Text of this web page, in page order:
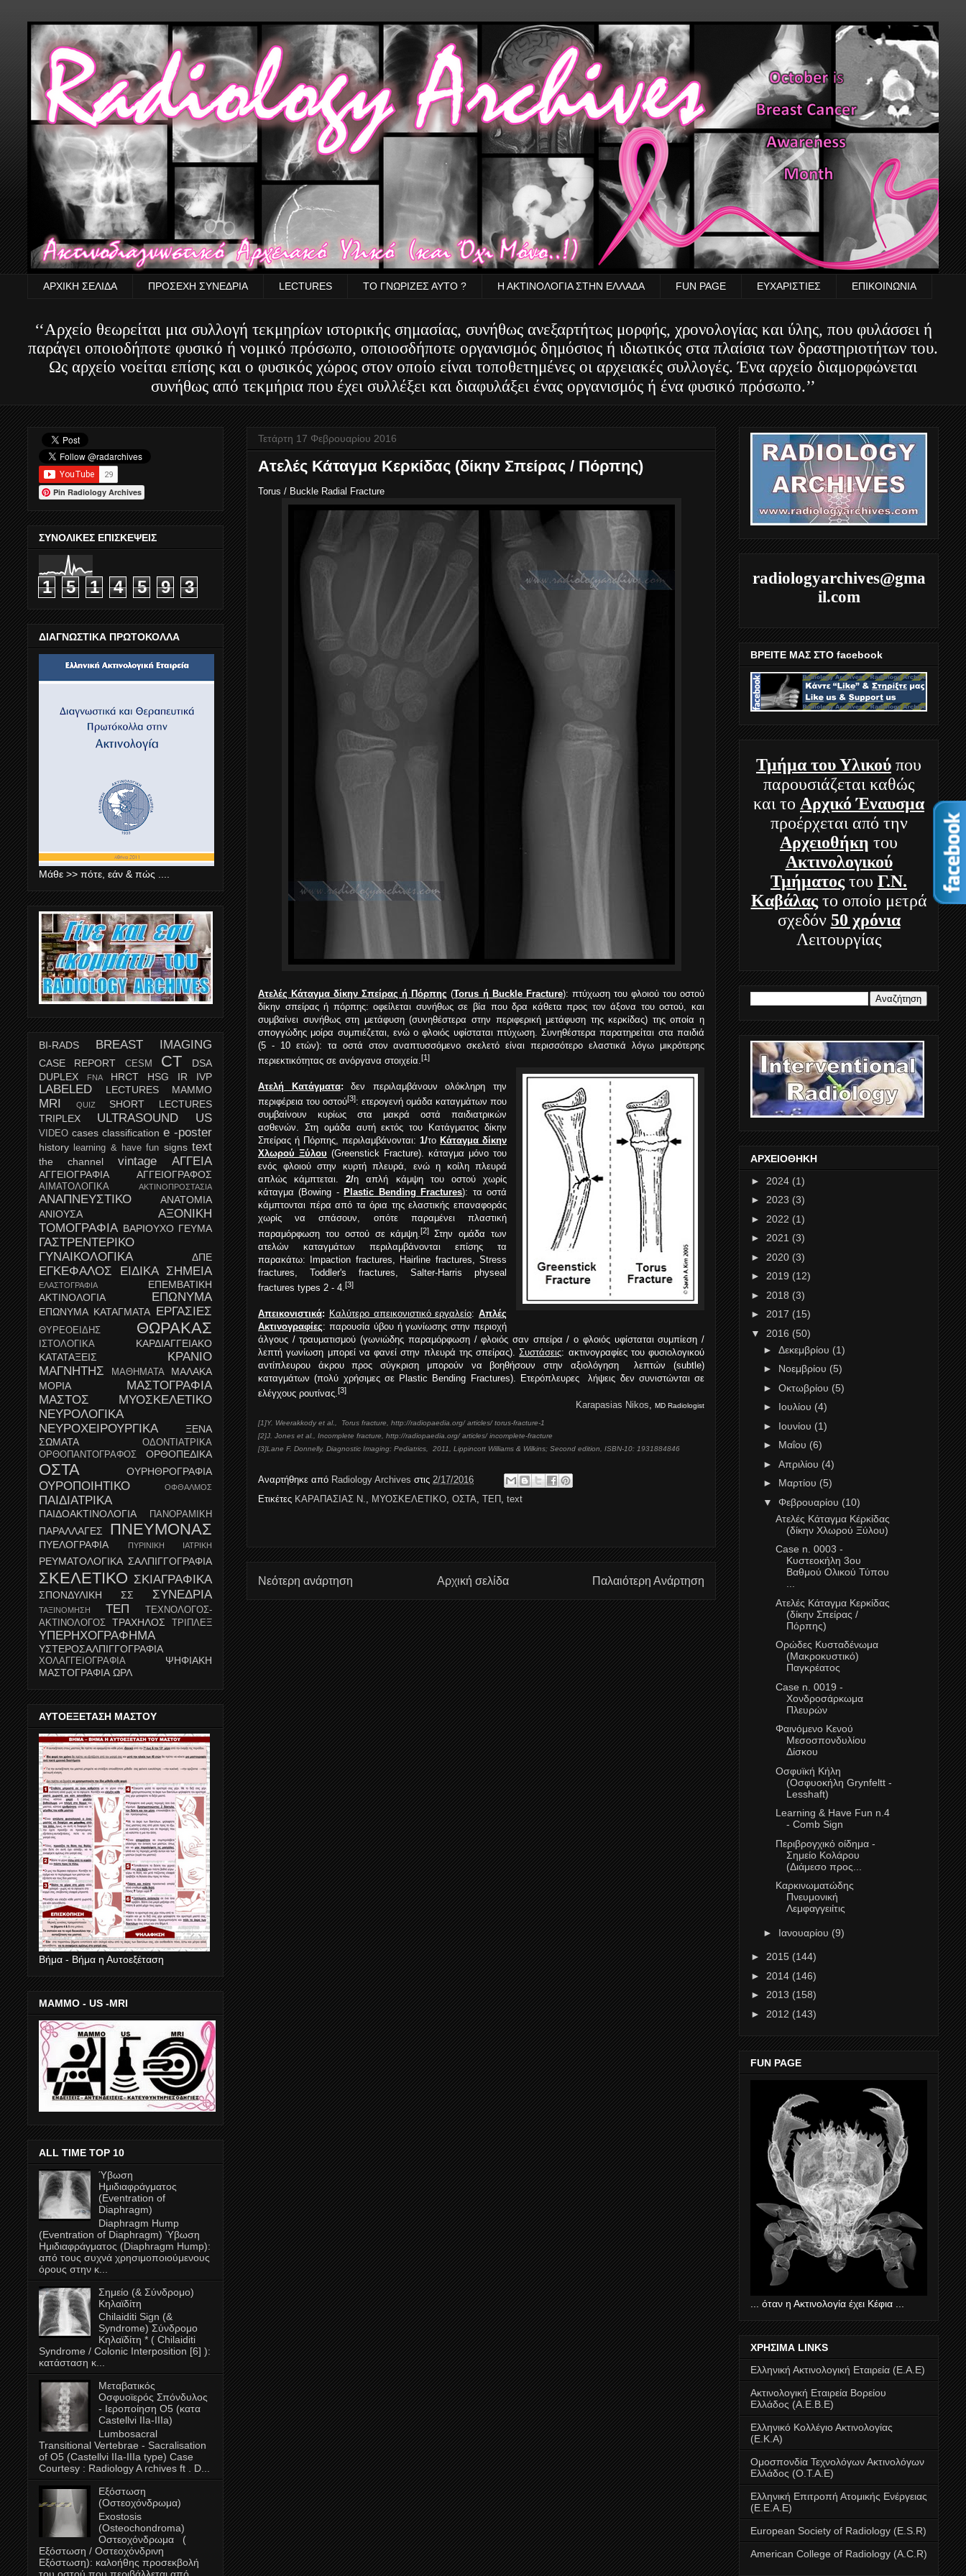
ΑΡΧΙΚΗ ΣΕΛΙΔΑ ΠΡΟΣΕΧΗ ΣΥΝΕΔΡΙΑ LECTURES ΤΟ ΓΝΩΡΙΖΕΣ ΑΥΤΟ ? Η ΑΚΤΙΝΟΛΟΓΙΑ ΣΤΗΝ ΕΛΛΑΔΑ FUN PAGE ΕΥΧΑΡΙΣΤΙΕΣ ΕΠΙΚΟΙΝΩΝΙΑ
‘‘Αρχείο θεωρείται μια συλλογή τεκμηρίων ιστορικής σημασίας, συνήθως ανεξαρτήτως μορφής, χρονολογίας και ύλης, που φυλάσσει ή
παράγει οποιοδήποτε φυσικό ή νομικό πρόσωπο, οποιοσδήποτε οργανισμός δημόσιος ή ιδιωτικός στα πλαίσια των δραστηριοτήτων του.
Ως αρχείο νοείται επίσης και ο φυσικός χώρος στον οποίο είναι τοποθετημένες οι αρχειακές συλλογές. Ένα αρχείο διαμορφώνεται
συνήθως από τεκμήρια που έχει συλλέξει και διαφυλάξει ένας οργανισμός ή ένα φυσικό πρόσωπο.’’
Τετάρτη 17 Φεβρουαρίου 2016
Ατελές Κάταγμα Κερκίδας (δίκην Σπείρας / Πόρπης)
Torus / Buckle Radial Fracture
Ατελές Κάταγμα δίκην Σπείρας ή Πόρπης (Torus ή Buckle Fracture): πτύχωση του φλοιού του οστού
δίκην σπείρας ή πόρπης: οφείλεται συνήθως σε βία που δρα κάθετα προς τον άξονα του οστού, και
συμβαίνει συνήθως στη μετάφυση (συνηθέστερα στην περιφερική μετάφυση της κερκίδας) της οποία η
σπογγώδης μοίρα συμπιέζεται, ενώ ο φλοιός υφίσταται πτύχωση. Συνηθέστερα παρατηρείται στα παιδιά
(5 - 10 ετών): τα οστά στον αναπτυσσόμενο σκελετό είναι περισσότερο ελαστικά λόγω μικρότερης
περιεκτικότητας σε ανόργανα στοιχεία.[1]
Ατελή Κατάγματα:
δεν περιλαμβάνουν ολόκληρη την
περιφέρεια του οστού[3]: ετερογενή ομάδα καταγμάτων που
συμβαίνουν κυρίως στα μακρά οστά παιδιατρικών
ασθενών. Στη ομάδα αυτή εκτός του Κατάγματος δίκην
Σπείρας ή Πόρπης, περιλαμβάνονται: 1/το Κάταγμα δίκην
Χλωρού Ξύλου (Greenstick Fracture). κάταγμα μόνο του
ενός φλοιού στην κυρτή πλευρά, ενώ η κοίλη πλευρά
απλώς κάμπτεται.2/η απλή κάμψη του οστού χωρίς
κάταγμα (Bowing - Plastic Bending Fractures): τα οστά
κάμπτονται πέρα από τα όρια της ελαστικής επαναφοράς
χωρίς να σπάσουν, οπότε παραμένει πλαστική
παραμόρφωση του οστού σε κάμψη.[2]Στην ομάδα των
ατελών καταγμάτων περιλαμβάνονται επίσης τα
παρακάτω: Impaction fractures, Hairline fractures, Stress
fractures, Toddler's fractures, Salter-Harris physeal
fractures types 2 - 4.[3]
Απεικονιστικά: Καλύτερο απεικονιστικό εργαλείο: Απλές
Ακτινογραφίες: παρουσία ύβου ή γωνίωσης στην περιοχή
άλγους / τραυματισμού (γωνιώδης παραμόρφωση / φλοιός σαν σπείρα / ο φλοιός υφίσταται συμπίεση /
λεπτή γωνίωση μπορεί να φανεί στην πλευρά της σπείρας).Συστάσεις: ακτινογραφίες του φυσιολογικού
αντίπλευρου άκρου προς σύγκριση μπορούν να βοηθήσουν στην αξιολόγηση λεπτών (subtle)
καταγμάτων (πολύ χρήσιμες σε Plastic Bending Fractures). Ετερόπλευρες λήψεις δεν συνιστώνται σε
ελέγχους ρουτίνας.[3]
Karapasias Nikos, MD Radiologist
[1]Y. Weerakkody et al., Torus fracture, http://radiopaedia.org/ articles/ torus-fracture-1
[2]J. Jones et al., Incomplete fracture, http://radiopaedia.org/ articles/ incomplete-fracture
[3]Lane F. Donnelly, Diagnostic Imaging: Pediatrics, 2011, Lippincott Williams & Wilkins; Second edition, ISBN-10: 1931884846
Αναρτήθηκε από Radiology Archives στις 2/17/2016
Ετικέτες ΚΑΡΑΠΑΣΙΑΣ Ν. ΜΥΟΣΚΕΛΕΤΙΚΟ ΟΣΤΑ ΤΕΠ text
Νεότερη ανάρτηση Παλαιότερη Ανάρτηση
Αρχική σελίδα
Pin Radiology Archives
ΣΥΝΟΛΙΚΕΣ ΕΠΙΣΚΕΨΕΙΣ
1 5 1 4 5 9 3
ΔΙΑΓΝΩΣΤΙΚΑ ΠΡΩΤΟΚΟΛΛΑ
Μάθε >> πότε, εάν & πώς ....
BI-RADS BREAST IMAGING
CASE REPORT CESM CT
DSA
DUPLEX
FNA HRCT HSG IR IVP
LABELED LECTURES MAMMO
MRI QUIZ
SHORT LECTURES
TRIPLEX
ULTRASOUND US
VIDEO cases classification e -poster
history learning & have fun signs text
the channel vintage ΑΓΓΕΙΑ
ΑΓΓΕΙΟΓΡΑΦΙΑ ΑΓΓΕΙΟΓΡΑΦΟΣ
ΑΙΜΑΤΟΛΟΓΙΚΑ ΑΚΤΙΝΟΠΡΟΣΤΑΣΙΑ
ΑΝΑΠΝΕΥΣΤΙΚΟ
ΑΝΑΤΟΜΙΑ
ΑΝΙΟΥΣΑ
ΑΞΟΝΙΚΗ
ΤΟΜΟΓΡΑΦΙΑ ΒΑΡΙΟΥΧΟ ΓΕΥΜΑ
ΓΑΣΤΡΕΝΤΕΡΙΚΟ
ΓΥΝΑΙΚΟΛΟΓΙΚΑ
ΔΠΕ
ΕΓΚΕΦΑΛΟΣ ΕΙΔΙΚΑ ΣΗΜΕΙΑ
ΕΛΑΣΤΟΓΡΑΦΙΑ
ΕΠΕΜΒΑΤΙΚΗ
ΑΚΤΙΝΟΛΟΓΙΑ
ΕΠΩΝΥΜΑ
ΕΠΩΝΥΜΑ ΚΑΤΑΓΜΑΤΑ ΕΡΓΑΣΙΕΣ
ΘΥΡΕΟΕΙΔΗΣ ΘΩΡΑΚΑΣ
ΙΣΤΟΛΟΓΙΚΑ
ΚΑΡΔΙΑΓΓΕΙΑΚΟ
ΚΑΤΑΤΑΞΕΙΣ
ΚΡΑΝΙΟ
ΜΑΓΝΗΤΗΣ
ΜΑΘΗΜΑΤΑ
ΜΑΛΑΚΑ
ΜΟΡΙΑ
ΜΑΣΤΟΓΡΑΦΙΑ
ΜΑΣΤΟΣ
ΜΥΟΣΚΕΛΕΤΙΚΟ
ΝΕΥΡΟΛΟΓΙΚΑ
ΝΕΥΡΟΧΕΙΡΟΥΡΓΙΚΑ
ΞΕΝΑ
ΣΩΜΑΤΑ
ΟΔΟΝΤΙΑΤΡΙΚΑ
ΟΡΘΟΠΑΝΤΟΓΡΑΦΟΣ
ΟΡΘΟΠΕΔΙΚΑ
ΟΣΤΑ ΟΥΡΗΘΡΟΓΡΑΦΙΑ
ΟΥΡΟΠΟΙΗΤΙΚΟ ΟΦΘΑΛΜΟΣ
ΠΑΙΔΙΑΤΡΙΚΑ
ΠΑΙΔΟΑΚΤΙΝΟΛΟΓΙΑ ΠΑΝΟΡΑΜΙΚΗ
ΠΑΡΑΛΛΑΓΕΣ ΠΝΕΥΜΟΝΑΣ
ΠΥΕΛΟΓΡΑΦΙΑ ΠΥΡΙΝΙΚΗ ΙΑΤΡΙΚΗ
ΡΕΥΜΑΤΟΛΟΓΙΚΑ ΣΑΛΠΙΓΓΟΓΡΑΦΙΑ
ΣΚΕΛΕΤΙΚΟ ΣΚΙΑΓΡΑΦΙΚΑ
ΣΠΟΝΔΥΛΙΚΗ ΣΣ ΣΥΝΕΔΡΙΑ
ΤΑΞΙΝΟΜΗΣΗ ΤΕΠ
ΤΕΧΝΟΛΟΓΟΣ-
ΑΚΤΙΝΟΛΟΓΟΣ
ΤΡΑΧΗΛΟΣ ΤΡΙΠΛΕΞ
ΥΠΕΡΗΧΟΓΡΑΦΗΜΑ
ΥΣΤΕΡΟΣΑΛΠΙΓΓΟΓΡΑΦΙΑ
ΧΟΛΑΓΓΕΙΟΓΡΑΦΙΑ
ΨΗΦΙΑΚΗ
ΜΑΣΤΟΓΡΑΦΙΑ ΩΡΛ
ΑΥΤΟΕΞΕΤΑΣΗ ΜΑΣΤΟΥ
Βήμα - Βήμα η Αυτοεξέταση
ΜΑΜΜΟ - US -MRI
ALL TIME TOP 10
Ύβωση
Ημιδιαφράγματος
(Eventration of
Diaphragm)
Diaphragm Hump
(Eventration of Diaphragm) Ύβωση
Ημιδιαφράγματος (Diaphragm Ηump):
από τους συχνά χρησιμοποιούμενους
όρους στην κ...
Σημείο (& Σύνδρομο)
Κηλαϊδίτη
Chilaiditi Sign (&
Syndrome) Σύνδρομο
Κηλαϊδίτη * ( Chilaiditi
Syndrome / Colonic Interposition [6] ):
κατάσταση κ...
Μεταβατικός
Oσφυοϊερός Σπόνδυλος
- Ιεροποίηση Ο5 (κατα
Castellvi IIa-ΙΙΙa)
Lumbosacral
Transitional Vertebrae - Sacralisation
of O5 (Castellvi IIa-IIIa type) Case
Courtesy : Radiology A rchives ft . D...
Εξόστωση
(Οστεοχόνδρωμα)
Exostosis
(Οsteochondroma)
Οστεοχόνδρωμα (
Εξόστωση / Οστεοχόνδρινη
Εξόστωση): καλοήθης προσεκβολή
radiologyarchives@gma
il.com
ΒΡΕΙΤΕ ΜΑΣ ΣΤΟ facebook
Τμήμα του Υλικού που
παρουσιάζεται καθώς
και το Αρχικό Έναυσμα
προέρχεται από την
Αρχειοθήκη του
Ακτινολογικού
Τμήματος του Γ.Ν.
Καβάλαςτο οποίο μετρά
σχεδόν 50 χρόνια
Λειτουργίας
ΑΡΧΕΙΟΘΗΚΗ
► 2024 (1)
► 2023 (3)
► 2022 (1)
► 2021 (3)
► 2020 (3)
► 2019 (12)
► 2018 (3)
► 2017 (15)
▼ 2016 (50)
► Δεκεμβρίου (1)
► Νοεμβρίου (5)
► Οκτωβρίου (5)
► Ιουλίου (4)
► Ιουνίου (1)
► Μαΐου (6)
► Απριλίου (4)
► Μαρτίου (5)
▼ Φεβρουαρίου (10)
Ατελές Κάταγμα Κέρκίδας
(δίκην Χλωρού Ξύλου)
Case n. 0003 -
Κυστεοκήλη 3ου
Βαθμού Ολικού Τύπου
Ατελές Κάταγμα Κερκίδας
(δίκην Σπείρας /
Πόρπης)
Ορώδες Κυσταδένωμα
(Μακροκυστικό)
Παγκρέατος
Case n. 0019 -
Χονδροσάρκωμα
Πλευρών
Φαινόμενο Κενού
Μεσοσπονδυλίου
Δίσκου
Οσφυϊκή Κήλη
(Οσφυοκήλη Grynfeltt -
Lesshaft)
Learning & Have Fun n.4
- Comb Sign
Περιβρογχικό οίδημα -
Σημείο Κολάρου
(Διάμεσο προς...
Καρκινωματώδης
Πνευμονική
Λεμφαγγειίτις
► Ιανουαρίου (9)
► 2015 (144)
► 2014 (146)
► 2013 (158)
► 2012 (143)
FUN PAGE
... όταν η Ακτινολογία έχει Κέφια ...
ΧΡΗΣΙΜΑ LINKS
Ελληνική Ακτινολογική Εταιρεία (Ε.Α.Ε)
Ακτινολογική Εταιρεία Βορείου
Ελλάδος (Α.Ε.Β.Ε)
Ελληνικό Κολλέγιο Ακτινολογίας
(Ε.Κ.Α)
Ομοσπονδία Τεχνολόγων Ακτινολόγων
Ελλάδος (Ο.Τ.Α.Ε)
Ελληνική Επιτροπή Ατομικής Ενέργειας
(E.E.A.E)
European Society of Radiology (E.S.R)
American College of Radiology (A.C.R)